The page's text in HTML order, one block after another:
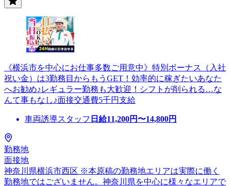
《横浜市を中心にお仕事多数ご用意中》特別ボーナス（入社
祝い金）は3勤務目からもうGET！効率的に稼ぎたいあなた
へお勧め♪レギュラー勤務も大歓迎！シフトが削られる…な
んて事もなし♪面接交通費5千円支給
車両誘導スタッフ 日給11,200円〜14,800円
勤務地
面接地
神奈川県横浜市西区 ※本原稿の勤務地エリアは実際に働く
勤務地ではございません。神奈川県を中心に様々なエリアで